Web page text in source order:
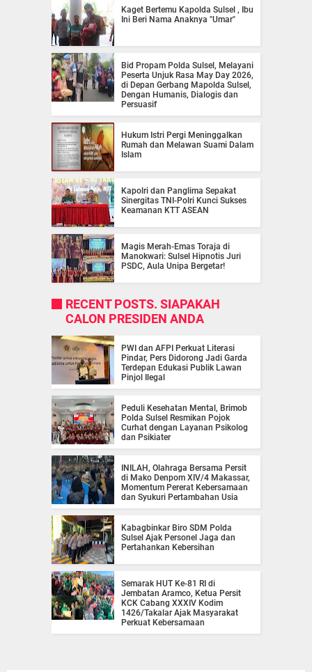
Kaget Bertemu Kapolda Sulsel , Ibu
Ini Beri Nama Anaknya "Umar"
Bid Propam Polda Sulsel, Melayani
Peserta Unjuk Rasa May Day 2026,
di Depan Gerbang Mapolda Sulsel,
Dengan Humanis, Dialogis dan
Persuasif
Hukum Istri Pergi Meninggalkan
Rumah dan Melawan Suami Dalam
Islam
Kapolri dan Panglima Sepakat
Sinergitas TNI-Polri Kunci Sukses
Keamanan KTT ASEAN
Magis Merah-Emas Toraja di
Manokwari: Sulsel Hipnotis Juri
PSDC, Aula Unipa Bergetar!
RECENT POSTS. SIAPAKAH
CALON PRESIDEN ANDA
PWI dan AFPI Perkuat Literasi
Pindar, Pers Didorong Jadi Garda
Terdepan Edukasi Publik Lawan
Pinjol Ilegal
Peduli Kesehatan Mental, Brimob
Polda Sulsel Resmikan Pojok
Curhat dengan Layanan Psikolog
dan Psikiater
INILAH, Olahraga Bersama Persit
di Mako Denpom XIV/4 Makassar,
Momentum Pererat Kebersamaan
dan Syukuri Pertambahan Usia
Kabagbinkar Biro SDM Polda
Sulsel Ajak Personel Jaga dan
Pertahankan Kebersihan
Semarak HUT Ke-81 RI di
Jembatan Aramco, Ketua Persit
KCK Cabang XXXIV Kodim
1426/Takalar Ajak Masyarakat
Perkuat Kebersamaan